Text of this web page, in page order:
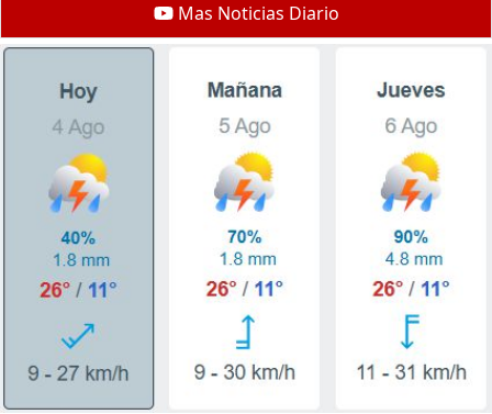
Mas Noticias Diario